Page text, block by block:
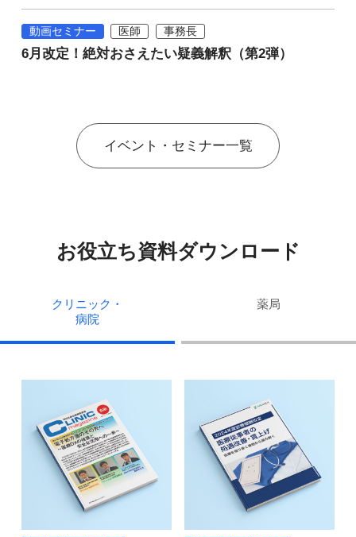
動画セミナー 医師 事務長
6月改定！絶対おさえたい疑義解釈（第2弾）
イベント・セミナー一覧
お役立ち資料ダウンロード
クリニック・
病院
薬局